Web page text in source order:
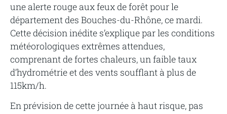
une alerte rouge aux feux de forêt pour le
département des Bouches-du-Rhône, ce mardi.
Cette décision inédite s’explique par les conditions
météorologiques extrêmes attendues,
comprenant de fortes chaleurs, un faible taux
d’hydrométrie et des vents soufflant à plus de
115km/h.
En prévision de cette journée à haut risque, pas